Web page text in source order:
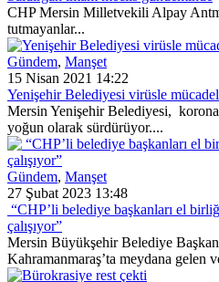
CHP Mersin Milletvekili Alpay
tutmayanlar...
Gündem, Manşet
15 Nisan 2021 14:22
Yenişehir Belediyesi virüsle
Mersin Yenişehir Belediyesi, korona
yoğun olarak sürdürüyor....
Gündem, Manşet
27 Şubat 2023 13:48
“CHP’li belediye başkanları el
çalışıyor”
Mersin Büyükşehir Belediye
Kahramanmaraş’ta meydana gelen